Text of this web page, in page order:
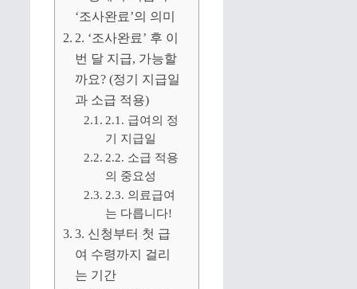
‘조사완료’의 의미
2. ‘조사완료’ 후 이
번 달 지급, 가능할
까요? (정기 지급일
과 소급 적용)
2.1. 급여의 정
기 지급일
2.2. 소급 적용
의 중요성
2.3. 의료급여
는 다릅니다!
3. 신청부터 첫 급
여 수령까지 걸리
는 기간